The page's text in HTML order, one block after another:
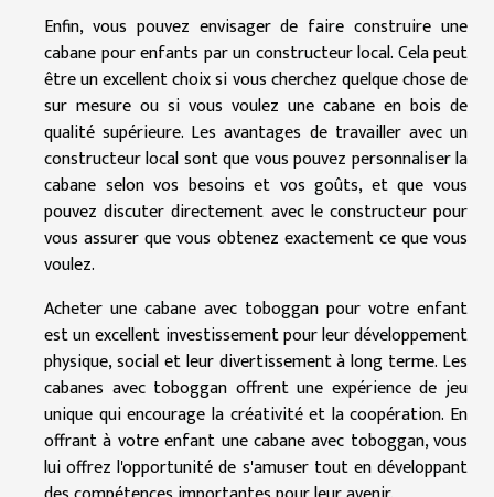
Enfin, vous pouvez envisager de faire construire une
cabane pour enfants par un constructeur local. Cela peut
être un excellent choix si vous cherchez quelque chose de
sur mesure ou si vous voulez une cabane en bois de
qualité supérieure. Les avantages de travailler avec un
constructeur local sont que vous pouvez personnaliser la
cabane selon vos besoins et vos goûts, et que vous
pouvez discuter directement avec le constructeur pour
vous assurer que vous obtenez exactement ce que vous
voulez.
Acheter une cabane avec toboggan pour votre enfant
est un excellent investissement pour leur développement
physique, social et leur divertissement à long terme. Les
cabanes avec toboggan offrent une expérience de jeu
unique qui encourage la créativité et la coopération. En
offrant à votre enfant une cabane avec toboggan, vous
lui offrez l'opportunité de s'amuser tout en développant